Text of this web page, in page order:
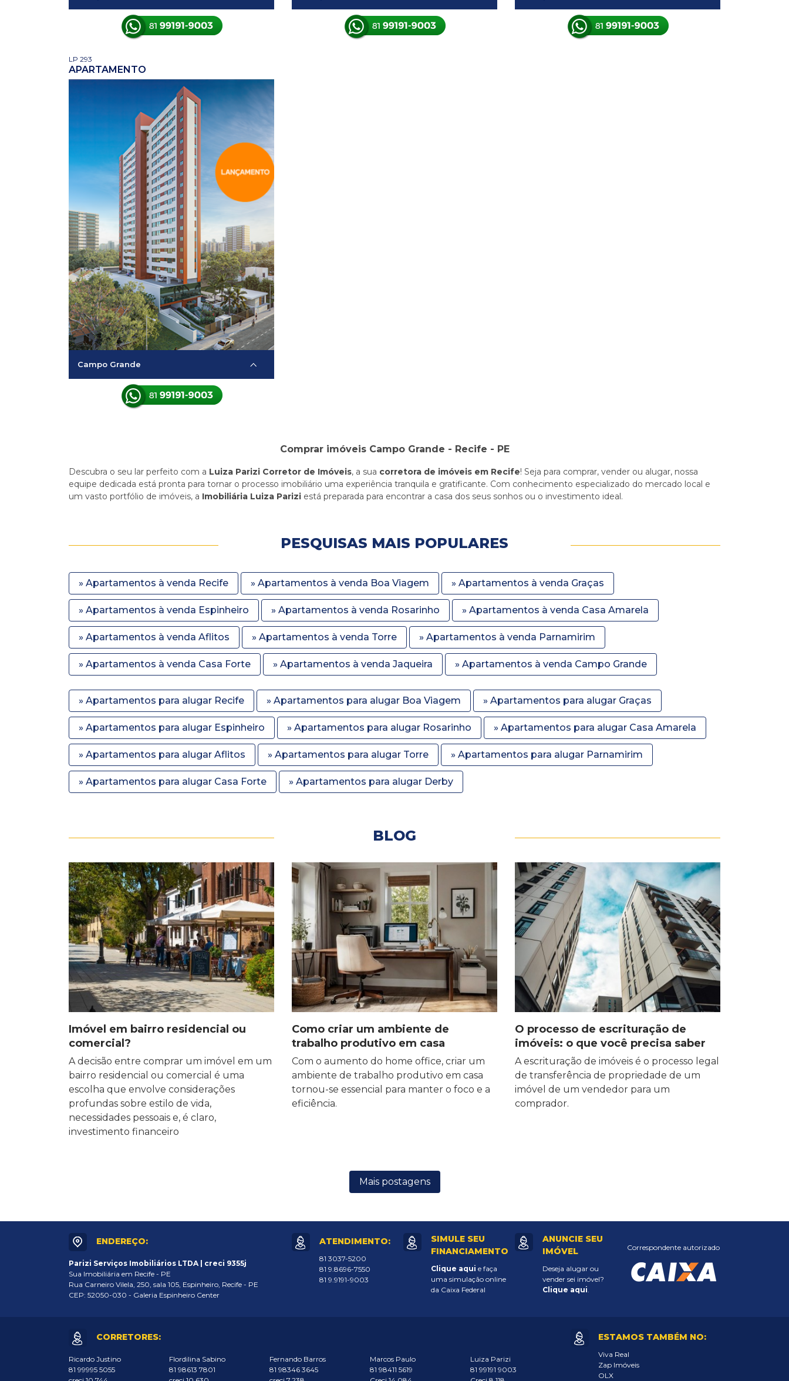
LP 293
APARTAMENTO
Campo Grande
Comprar imóveis Campo Grande - Recife - PE
Descubra o seu lar perfeito com a Luiza Parizi Corretor de Imóveis, a sua corretora de imóveis em Recife! Seja para comprar, vender ou alugar, nossa
equipe dedicada está pronta para tornar o processo imobiliário uma experiência tranquila e gratificante. Com conhecimento especializado do mercado local e
um vasto portfólio de imóveis, a Imobiliária Luiza Parizi está preparada para encontrar a casa dos seus sonhos ou o investimento ideal.
PESQUISAS MAIS POPULARES
» Apartamentos à venda Recife » Apartamentos à venda Boa Viagem » Apartamentos à venda Graças
» Apartamentos à venda Espinheiro » Apartamentos à venda Rosarinho » Apartamentos à venda Casa Amarela
» Apartamentos à venda Aflitos » Apartamentos à venda Torre » Apartamentos à venda Parnamirim
» Apartamentos à venda Casa Forte » Apartamentos à venda Jaqueira » Apartamentos à venda Campo Grande
» Apartamentos para alugar Recife » Apartamentos para alugar Boa Viagem » Apartamentos para alugar Graças
» Apartamentos para alugar Espinheiro » Apartamentos para alugar Rosarinho » Apartamentos para alugar Casa Amarela
» Apartamentos para alugar Aflitos » Apartamentos para alugar Torre » Apartamentos para alugar Parnamirim
» Apartamentos para alugar Casa Forte » Apartamentos para alugar Derby
BLOG
Imóvel em bairro residencial ou
comercial?
A decisão entre comprar um imóvel em um
bairro residencial ou comercial é uma
escolha que envolve considerações
profundas sobre estilo de vida,
necessidades pessoais e, é claro,
investimento financeiro
Como criar um ambiente de
trabalho produtivo em casa
Com o aumento do home office, criar um
ambiente de trabalho produtivo em casa
tornou-se essencial para manter o foco e a
eficiência.
O processo de escrituração de
imóveis: o que você precisa saber
A escrituração de imóveis é o processo legal
de transferência de propriedade de um
imóvel de um vendedor para um
comprador.
Mais postagens
ENDEREÇO:
Parizi Serviços Imobiliários LTDA | creci 9355j
Sua Imobiliária em Recife - PE
Rua Carneiro Vilela, 250, sala 105, Espinheiro, Recife - PE
CEP: 52050-030 - Galeria Espinheiro Center
ATENDIMENTO:
81 3037-5200
81 9.8696-7550
81 9.9191-9003
SIMULE SEU
FINANCIAMENTO
Clique aqui e faça
uma simulação online
da Caixa Federal
ANUNCIE SEU
IMÓVEL
Deseja alugar ou
vender sei imóvel?
Clique aqui.
Correspondente autorizado
CORRETORES:
Ricardo Justino
81 99995 5055
Flordilina Sabino
81 98613 7801
Fernando Barros
81 98346 3645
Marcos Paulo
81 98411 5619
Luiza Parizi
81 99191 9003
ESTAMOS TAMBÉM NO:
Viva Real
Zap Imóveis
OLX